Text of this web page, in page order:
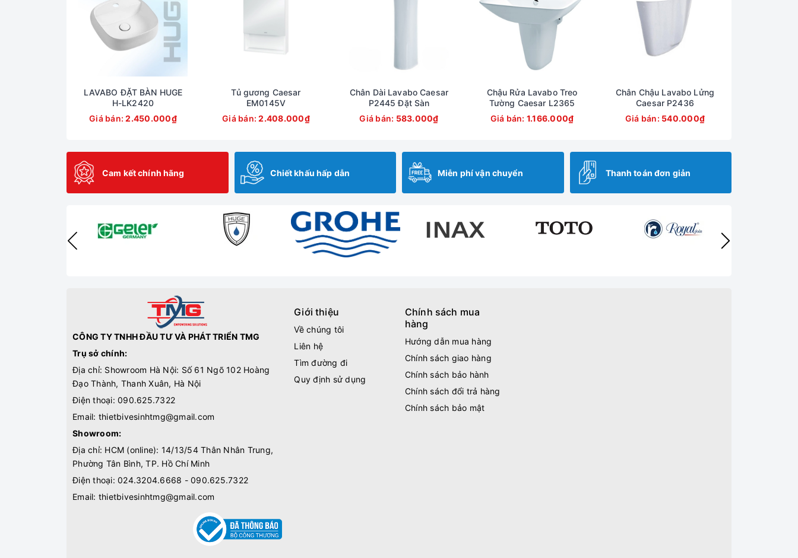
LAVABO ĐẶT BÀN HUGE
H-LK2420
Giá bán:2.450.000₫
Tủ gương Caesar
EM0145V
Giá bán:2.408.000₫
Chân Dài Lavabo Caesar
P2445 Đặt Sàn
Giá bán: 583.000₫
Chậu Rửa Lavabo Treo
Tường Caesar L2365
Giá bán: 1.166.000₫
Chân Chậu Lavabo Lửng
Caesar P2436
Giá bán: 540.000₫
Cam kết chính hãng Chiết khấu hấp dẫn Miễn phí vận chuyển Thanh toán đơn giản
CÔNG TY TNHH ĐẦU TƯ VÀ PHÁT TRIỂN TMG
Trụ sở chính:
Địa chỉ: Showroom Hà Nội: Số 61 Ngõ 102 Hoàng
Đạo Thành, Thanh Xuân, Hà Nội
Điện thoại: 090.625.7322
Email: thietbivesinhtmg@gmail.com
Showroom:
Địa chỉ: HCM (online): 14/13/54 Thân Nhân Trung,
Phường Tân Bình, TP. Hồ Chí Minh
Điện thoại: 024.3204.6668 - 090.625.7322
Email: thietbivesinhtmg@gmail.com
Giới thiệu
Về chúng tôi
Liên hệ
Tìm đường đi
Quy định sử dụng
Chính sách mua
hàng
Hướng dẫn mua hàng
Chính sách giao hàng
Chính sách bảo hành
Chính sách đổi trả hàng
Chính sách bảo mật